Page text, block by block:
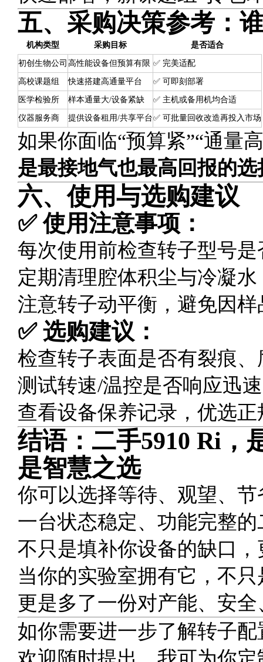
五、采购决策参考：
机构类型 采购目标 是否适合
初创生物公司 高性能设备但预算有限 ✅ 完美适配
高校课题组 快速搭建高通量平台 ✅ 可即刻部署
医学检验所 样本通量大/设备紧缺 ✅ 主机或备用机均合适
仪器服务商 提供设备租用/共享平台✅ 可批量回收改造再投入市场
如果你面临“预算紧”“通量
是最接地气也最高回报的选
六、使用与选购建议
✅ 使用注意事项：
每次使用前检查转子型号
定期清理腔体积尘与冷凝
注意转子动平衡，避免因
✅ 选购建议：
检查转子表面是否有裂痕、
测试转速/温控是否响应迅速
查看设备保养记录，优选
结语：二手5910 Ri，
是智慧之选
你可以选择等待、观望、
一台状态稳定、功能完整的
不只是填补你设备的缺口
当你的实验室拥有它，不
更是多了一份对产能、安
如你需要进一步了解转子